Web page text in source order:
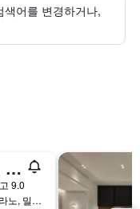
어를 변경하거나,
그랜드 호텔 에 드 밀라노
9.0
Via Manzoni 29, 밀라노, 밀라노현, 이탈리아